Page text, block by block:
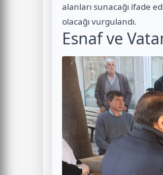
alanları sunacağı ifade
olacağı vurgulandı.
Esnaf ve